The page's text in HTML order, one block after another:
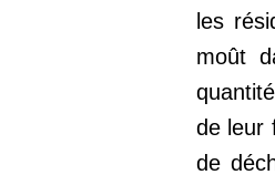
les
moût
de leur
de